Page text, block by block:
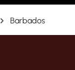
Barbados